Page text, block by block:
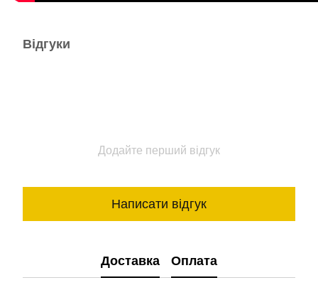
Відгуки
Додайте перший відгук
Написати відгук
Доставка Оплата